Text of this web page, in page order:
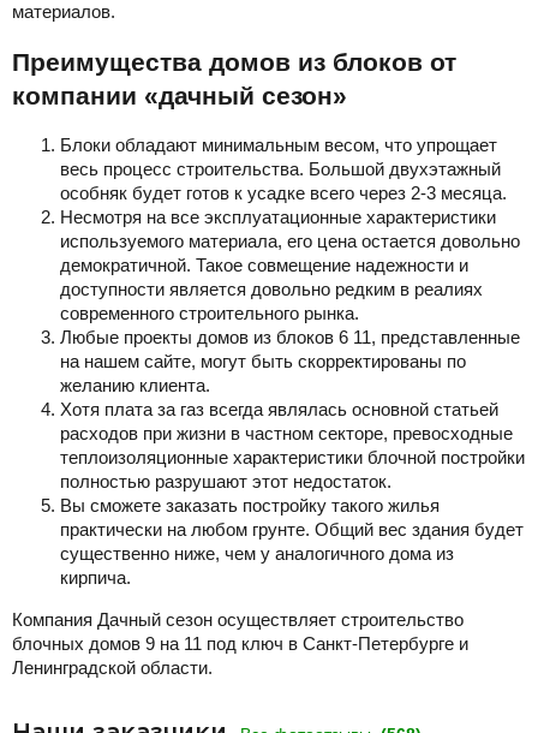
материалов.
Преимущества домов из блоков от
компании «дачный сезон»
Блоки обладают минимальным весом, что упрощает
весь процесс строительства. Большой двухэтажный
особняк будет готов к усадке всего через 2-3 месяца.
Несмотря на все эксплуатационные характеристики
используемого материала, его цена остается довольно
демократичной. Такое совмещение надежности и
доступности является довольно редким в реалиях
современного строительного рынка.
Любые проекты домов из блоков 6 11, представленные
на нашем сайте, могут быть скорректированы по
желанию клиента.
Хотя плата за газ всегда являлась основной статьей
расходов при жизни в частном секторе, превосходные
теплоизоляционные характеристики блочной постройки
полностью разрушают этот недостаток.
Вы сможете заказать постройку такого жилья
практически на любом грунте. Общий вес здания будет
существенно ниже, чем у аналогичного дома из
кирпича.
Компания Дачный сезон осуществляет строительство
блочных домов 9 на 11 под ключ в Санкт-Петербурге и
Ленинградской области.